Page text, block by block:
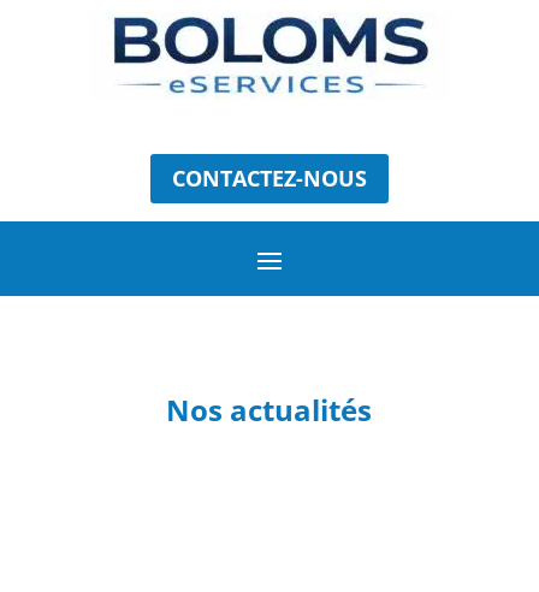
CONTACTEZ-NOUS
Nos actualités